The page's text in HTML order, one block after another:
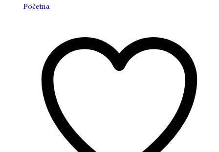
Početna